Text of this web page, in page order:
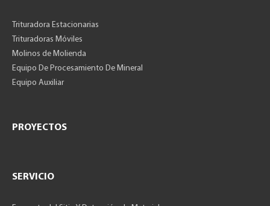
Trituradora Estacionarias
Trituradoras Móviles
Molinos de Molienda
Equipo De Procesamiento De Mineral
Equipo Auxiliar
PROYECTOS
SERVICIO